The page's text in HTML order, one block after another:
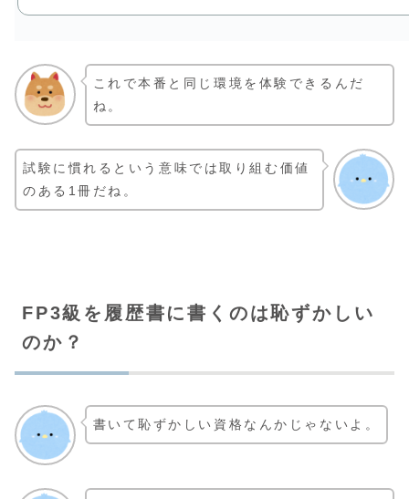
これで本番と同じ環境を体験できるんだ
ね。
試験に慣れるという意味では取り組む価値
のある1冊だね。
FP3級を履歴書に書くのは恥ずかしい
のか？
書いて恥ずかしい資格なんかじゃないよ。